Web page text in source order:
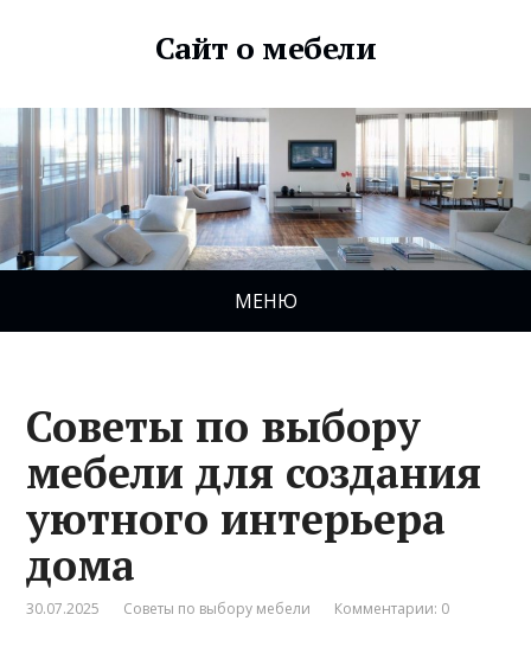
Сайт о мебели
МЕНЮ
Советы по выбору
мебели для создания
уютного интерьера
дома
30.07.2025 Советы по выбору мебели Комментарии: 0